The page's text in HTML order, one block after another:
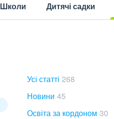
Школи Дитячі садки
Усі статті 268
Новини 45
Освіта за кордоном 30